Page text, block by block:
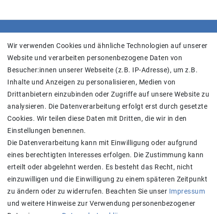
SHOP
Versand
Widerrufs­recht
Widerrufs­formular
Impressum
Daten­schutz­erklärung
AGB
Kontakt
Zahlung und Versand
Wir verwenden Cookies und ähnliche Technologien auf unserer
Website und verarbeiten personenbezogene Daten von
Besucher:innen unserer Webseite (z.B. IP-Adresse), um z.B.
Inhalte und Anzeigen zu personalisieren, Medien von
Drittanbietern einzubinden oder Zugriffe auf unsere Website zu
analysieren. Die Datenverarbeitung erfolgt erst durch gesetzte
Cookies. Wir teilen diese Daten mit Dritten, die wir in den
Einstellungen benennen.
Die Datenverarbeitung kann mit Einwilligung oder aufgrund
eines berechtigten Interesses erfolgen. Die Zustimmung kann
erteilt oder abgelehnt werden. Es besteht das Recht, nicht
einzuwilligen und die Einwilligung zu einem späteren Zeitpunkt
zu ändern oder zu widerrufen. Beachten Sie unser Impressum
und weitere Hinweise zur Verwendung personenbezogener